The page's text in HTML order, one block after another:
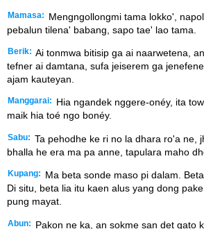
Mamasa:
Mengngollongmi tama lokko',
pebalun tilena' babang, sapo tae' lao tama.
Berik: Ai tonmwa bitisip ga ai naarwetena,
tefner ai damtana, sufa jeiserem ga
ajam kauteyan.
Manggarai:
Hia ngandek nggere-onéy, ita
maik hia toé ngo bonéy.
Sabu: Ta pehodhe ke ri no la dhara ro'a ne,
bhalla he era ma pa anne, tapulara maho
Kupang:
Ma beta sonde maso pi dalam.
Di situ, beta lia itu kaen alus yang dong
pung mayat.
Abun: Pakon ne ka, an sokme san det gato